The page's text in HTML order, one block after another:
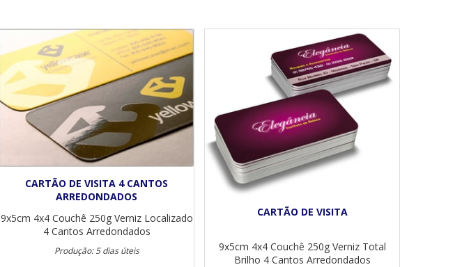
CARTÃO DE VISITA 4 CANTOS
ARREDONDADOS
9x5cm 4x4 Couchê 250g Verniz Localizado
4 Cantos Arredondados
Produção: 5 dias úteis
CARTÃO DE VISITA
9x5cm 4x4 Couchê 250g Verniz Total
Brilho 4 Cantos Arredondados